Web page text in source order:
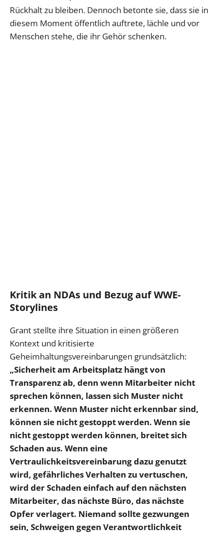
Rückhalt zu bleiben. Dennoch betonte sie, dass sie in
diesem Moment öffentlich auftrete, lächle und vor
Menschen stehe, die ihr Gehör schenken.
Kritik an NDAs und Bezug auf WWE-
Storylines
Grant stellte ihre Situation in einen größeren
Kontext und kritisierte
Geheimhaltungsvereinbarungen grundsätzlich:
„Sicherheit am Arbeitsplatz hängt von
Transparenz ab, denn wenn Mitarbeiter nicht
sprechen können, lassen sich Muster nicht
erkennen. Wenn Muster nicht erkennbar sind,
können sie nicht gestoppt werden. Wenn sie
nicht gestoppt werden können, breitet sich
Schaden aus. Wenn eine
Vertraulichkeitsvereinbarung dazu genutzt
wird, gefährliches Verhalten zu vertuschen,
wird der Schaden einfach auf den nächsten
Mitarbeiter, das nächste Büro, das nächste
Opfer verlagert. Niemand sollte gezwungen
sein, Schweigen gegen Verantwortlichkeit